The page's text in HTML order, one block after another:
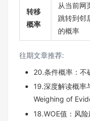
转移
概率
从当前网
跳转到邻
的概率
往期文章推荐:
20.条件概率：不
19.深度解读概
Weighing of
18.WOE值：风